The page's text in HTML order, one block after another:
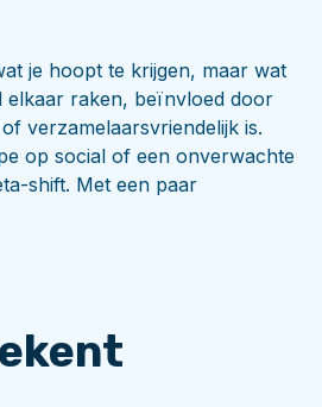
je hoopt te krijgen, maar wat
elkaar raken, beïnvloed door
verzamelaarsvriendelijk is.
op social of een onverwachte
shift. Met een paar